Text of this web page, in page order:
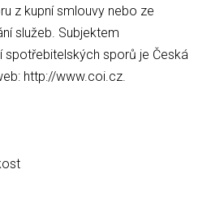
z kupní smlouvy nebo ze
služeb. Subjektem
spotřebitelských sporů je Česká
http://www.coi.cz.